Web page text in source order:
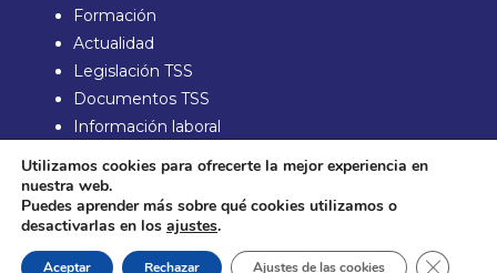
Formación
Actualidad
Legislación TSS
Documentos TSS
Información laboral
Aviso Legal y política de privacidad
Política de compra y devolución
Utilizamos cookies para ofrecerte la mejor experiencia en
nuestra web.
Puedes aprender más sobre qué cookies utilizamos o
desactivarlas en los ajustes.
Aceptar Rechazar Ajustes de las cookies Cerrar el